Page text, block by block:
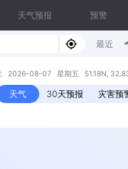
天气预报 预警
最近
2026-08-07 星期五 51.18N,
天气 30天预报 灾害预